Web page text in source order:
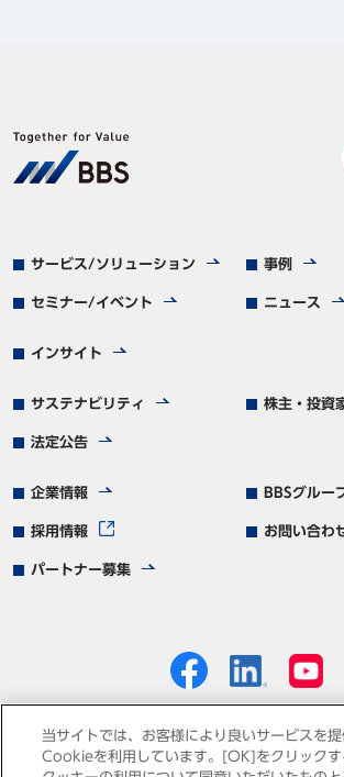
サービス/ソリューション 事例
セミナー/イベント ニュース
インサイト
サステナビリティ 株主・投資
法定公告
企業情報 BBSグルー
採用情報 お問い合わ
パートナー募集
当サイトでは、お客様により良いサービスを提
Cookieを利用しています。[OK]をクリックす